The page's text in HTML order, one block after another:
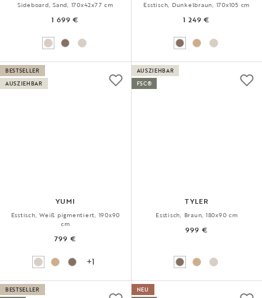
Sideboard, Sand, 170x42x77 cm
1 699 €
Esstisch, Dunkelbraun, 170x105 cm
1 249 €
YUMI
Esstisch, Weiß pigmentiert, 190x90
cm
799 €
+1
BESTSELLER
AUSZIEHBAR
TYLER
Esstisch, Braun, 180x90 cm
999 €
AUSZIEHBAR
FSC®
BESTSELLER
NEU